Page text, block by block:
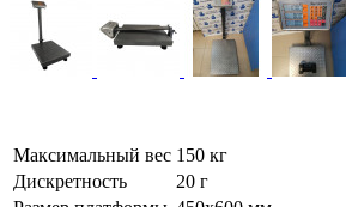
Максимальный вес 150 кг
Дискретность
20 г